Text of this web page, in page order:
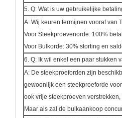
5. Q: Wat is uw gebruikelijke
A: Wij keuren termijnen vooraf van
Voor Steekproevenorde: 100%
Voor Bulkorde: 30% storting en
6. Q: Ik wil enkel een paar stukken
A: De steekproeforden zijn
gewoonlijk een steekproeforde
ook vrije steekproeven
Maar als zal de bulkaankoop